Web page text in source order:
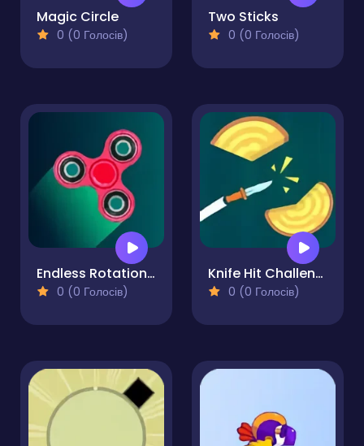
Magic Circle
0 (0 Голосів)
Two Sticks
0 (0 Голосів)
Endless Rotation - Spinner Challenge
0 (0 Голосів)
Knife Hit Challenge
0 (0 Голосів)